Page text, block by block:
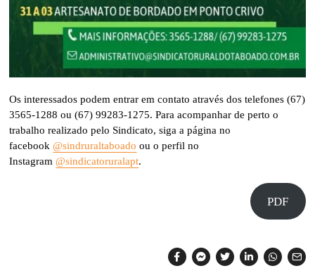
Os interessados podem entrar em contato através dos telefones (67)
3565-1288 ou (67) 99283-1275. Para acompanhar de perto o
trabalho realizado pelo Sindicato, siga a página no
facebook@sindruraltaboado ou o perfil no
Instagram@sindicatoruralapt.
PDF